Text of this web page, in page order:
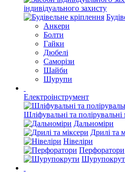
індивідуального захисту
Анкери
Болти
Гайки
Дюбелі
Саморізи
Шайби
Шурупи
Електроінструмент
Шліфувальні та
Дальноміри
Дрилі та
Нівеліри
Перфоратори